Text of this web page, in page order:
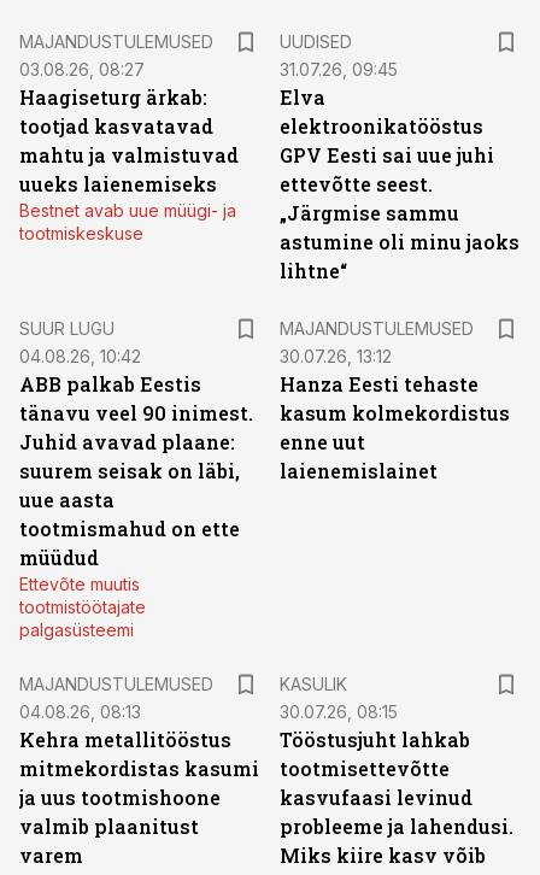
MAJANDUSTULEMUSED
03.08.26, 08:27
Haagiseturg ärkab:
tootjad kasvatavad
mahtu ja valmistuvad
uueks laienemiseks
Bestnet avab uue müügi- ja
tootmiskeskuse
UUDISED
31.07.26, 09:45
Elva
elektroonikatööstus
GPV Eesti sai uue juhi
ettevõtte seest.
„Järgmise sammu
astumine oli minu jaoks
lihtne“
SUUR LUGU
04.08.26, 10:42
ABB palkab Eestis
tänavu veel 90 inimest.
Juhid avavad plaane:
suurem seisak on läbi,
uue aasta
tootmismahud on ette
müüdud
Ettevõte muutis
tootmistöötajate
palgasüsteemi
MAJANDUSTULEMUSED
30.07.26, 13:12
Hanza Eesti tehaste
kasum kolmekordistus
enne uut
laienemislainet
MAJANDUSTULEMUSED
04.08.26, 08:13
Kehra metallitööstus
mitmekordistas kasumi
ja uus tootmishoone
valmib plaanitust
varem
KASULIK
30.07.26, 08:15
Tööstusjuht lahkab
tootmisettevõtte
kasvufaasi levinud
probleeme ja lahendusi.
Miks kiire kasv võib